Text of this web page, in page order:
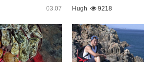
03.07
Hugh
9218